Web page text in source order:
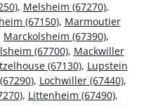
, Melsheim (67270),
(67150), Marmoutier
Marckolsheim (67390),
(67700), Mackwiller
(67130), Lupstein
, Lochwiller (67440),
, Littenheim (67490),